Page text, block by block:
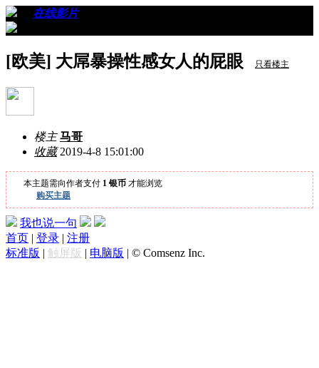
在线影片
[欧美] 大屌暴操性感女人的屁眼 只看楼主
楼主 马哥
收藏2019-4-8 15:01:00
本主题需向作者支付 1 银币 才能浏览
购买主题
我也说一句
首页 | 登录 | 注册
标准版 | 触屏版 | 电脑版 | © Comsenz Inc.